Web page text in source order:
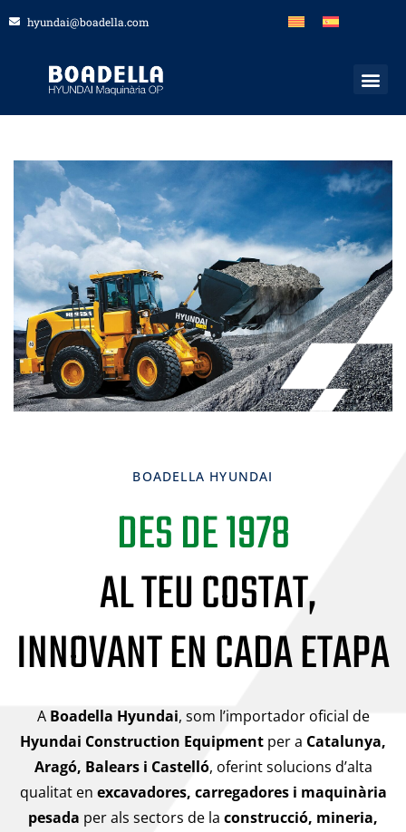
hyundai@boadella.com
BOADELLA HYUNDAI
DES DE 1978
AL TEU COSTAT,
INNOVANT EN CADA ETAPA
A Boadella Hyundai, som l’importador oficial de
Hyundai Construction Equipment per a Catalunya,
Aragó, Balears i Castelló, oferint solucions d’alta
qualitat en excavadores, carregadores i maquinària
pesada per als sectors de la construcció, mineria,